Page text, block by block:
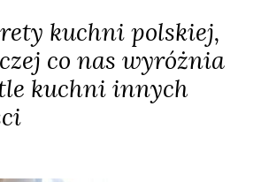
kuchni polskiej,
co nas wyróżnia
kuchni innych